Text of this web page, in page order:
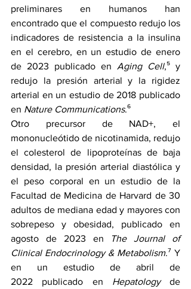
preliminares en humanos han
encontrado que el compuesto redujo los
indicadores de resistencia a la insulina
en el cerebro, en un estudio de enero
de 2023 publicado en Aging Cell,⁵ y
redujo la presión arterial y la rigidez
arterial en un estudio de 2018 publicado
en Nature Communications.⁶
Otro precursor de NAD+, el
mononucleótido de nicotinamida, redujo
el colesterol de lipoproteínas de baja
densidad, la presión arterial diastólica y
el peso corporal en un estudio de la
Facultad de Medicina de Harvard de 30
adultos de mediana edad y mayores con
sobrepeso y obesidad, publicado en
agosto de 2023 en
The Journal of
Clinical Endocrinology & Metabolism.⁷ Y
en un estudio de abril de
2022 publicado en Hepatology de